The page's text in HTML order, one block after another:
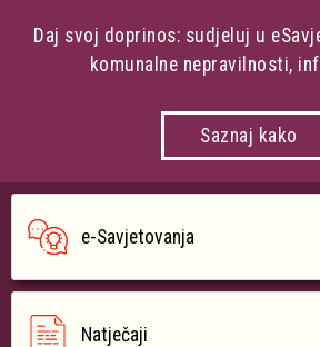
Daj svoj doprinos: sudjeluj u
komunalne nepravilnosti,
Saznaj kako
e-Savjetovanja
Natječaji